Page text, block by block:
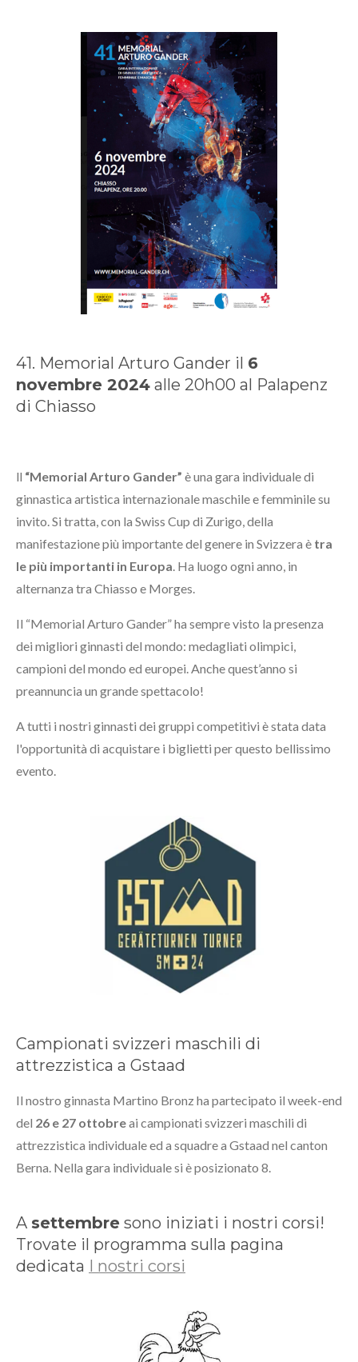
41. Memorial Arturo Gander il 6
novembre 2024 alle 20h00 al Palapenz
di Chiasso
ll “Memorial Arturo Gander” è una gara individuale di
ginnastica artistica internazionale maschile e femminile su
invito. Si tratta, con la Swiss Cup di Zurigo, della
manifestazione più importante del genere in Svizzera è tra
le più importanti in Europa. Ha luogo ogni anno, in
alternanza tra Chiasso e Morges.
Il “Memorial Arturo Gander” ha sempre visto la presenza
dei migliori ginnasti del mondo: medagliati olimpici,
campioni del mondo ed europei. Anche quest’anno si
preannuncia un grande spettacolo!
A tutti i nostri ginnasti dei gruppi competitivi è stata data
l'opportunità di acquistare i biglietti per questo bellissimo
evento.
Campionati svizzeri maschili di
attrezzistica a Gstaad
Il nostro ginnasta Martino Bronz ha partecipato il week-end
del 26 e 27 ottobreai campionati svizzeri maschili di
attrezzistica individuale ed a squadre a Gstaad nel canton
Berna. Nella gara individuale si è posizionato 8.
A settembre sono iniziati i nostri corsi!
Trovate il programma sulla pagina
dedicata I nostri corsi